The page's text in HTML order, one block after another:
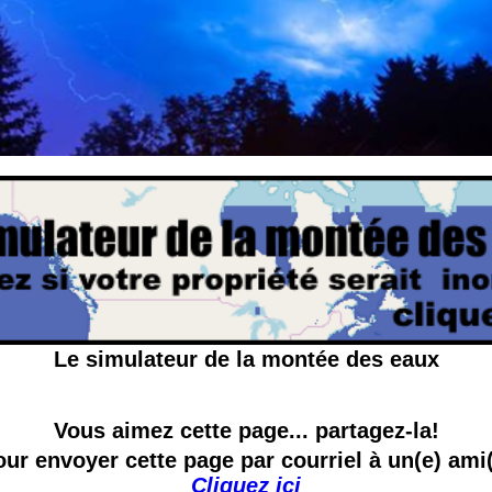
Le simulateur de la montée des eaux
Vous aimez cette page... partagez-la!
envoyer cette page par courriel à un(e)
Cliquez ici